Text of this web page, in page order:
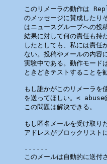
このリメーラの動作は
のメッセージに賛成した
はニュースグループへの投
結果に対して何の責任も持
したとしても、私には責任
ない。投稿やメールの内容
実験中である。動作モード
ときどきテストすることを
もし誰かがこのリメーラを
を送ってほしい。<
この問題は解決できる。
もし匿名メールを受け取り
アドレスがブロックリスト
------
このメールは自動的に送付